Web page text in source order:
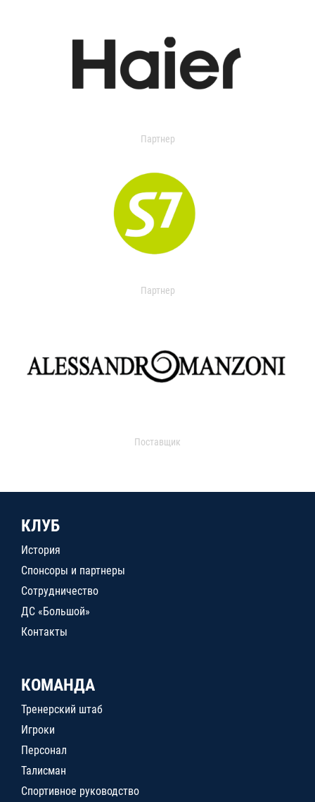
Партнер
Партнер
Поставщик
КЛУБ
История
Спонсоры и партнеры
Сотрудничество
ДС «Большой»
Контакты
КОМАНДА
Тренерский штаб
Игроки
Персонал
Талисман
Спортивное руководство